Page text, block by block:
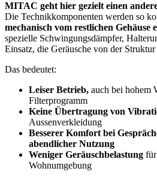
MITAC geht hier gezielt einen
Die Technikkomponenten werden so
mechanisch vom restlichen Gehäuse
spezielle Schwingungsdämpfer,
Einsatz, die Geräusche von der
Das bedeutet:
Leiser Betrieb, auch bei hohem
Filterprogramm
Keine Übertragung von
Aussenverkleidung
Besserer Komfort bei
abendlicher Nutzung
Weniger Geräuschbelastung
Wohnumgebung